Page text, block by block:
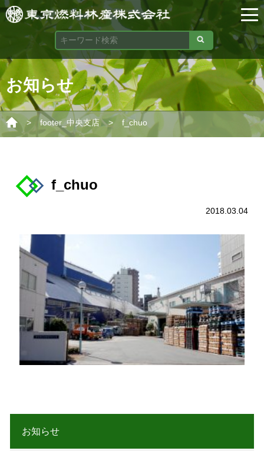
お知らせ
> footer_中央支店 > f_chuo
f_chuo
2018.03.04
お知らせ